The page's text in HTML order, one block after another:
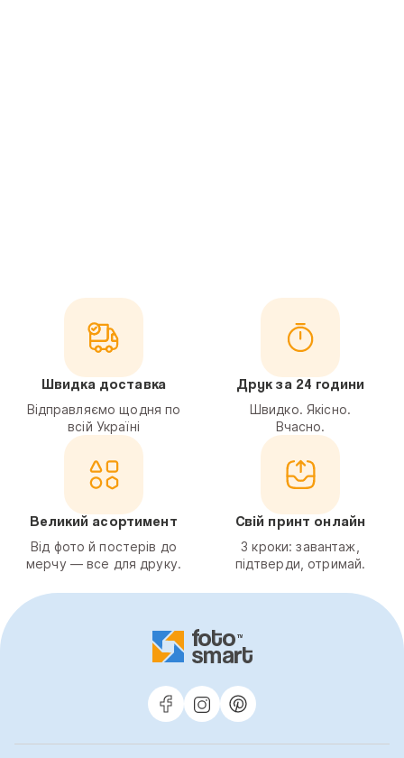
Швидка доставка
Відправляємо щодня по
всій Україні
Друк за 24 години
Швидко. Якісно.
Вчасно.
Великий асортимент
Від фото й постерів до
мерчу — все для друку.
Свій принт онлайн
3 кроки: завантаж,
підтверди, отримай.